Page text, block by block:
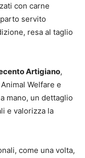
con carne
servito
resa al taglio
Artigiano,
Welfare e
mano, un dettaglio
e valorizza la
come una volta,